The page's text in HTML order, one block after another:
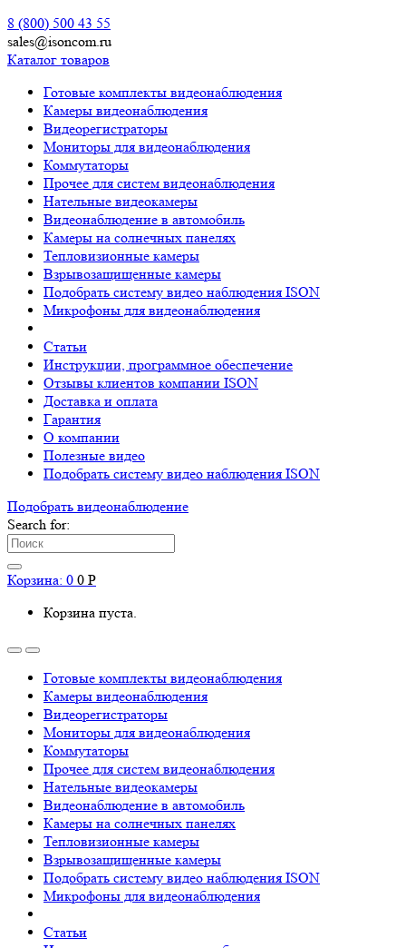
8 (800) 500 43 55
sales@isoncom.ru
Каталог товаров
Готовые комплекты видеонаблюдения
Камеры видеонаблюдения
Видеорегистраторы
Мониторы для видеонаблюдения
Коммутаторы
Прочее для систем видеонаблюдения
Нательные видеокамеры
Видеонаблюдение в автомобиль
Камеры на солнечных панелях
Тепловизионные камеры
Взрывозащищенные камеры
Подобрать систему видео наблюдения ISON
Микрофоны для видеонаблюдения
Статьи
Инструкции, программное обеспечение
Отзывы клиентов компании ISON
Доставка и оплата
Гарантия
О компании
Полезные видео
Подобрать систему видео наблюдения ISON
Подобрать видеонаблюдениe
Search for:
Корзина: 0 0 Р
Корзина пуста.
Готовые комплекты видеонаблюдения
Камеры видеонаблюдения
Видеорегистраторы
Мониторы для видеонаблюдения
Коммутаторы
Прочее для систем видеонаблюдения
Нательные видеокамеры
Видеонаблюдение в автомобиль
Камеры на солнечных панелях
Тепловизионные камеры
Взрывозащищенные камеры
Подобрать систему видео наблюдения ISON
Микрофоны для видеонаблюдения
Статьи